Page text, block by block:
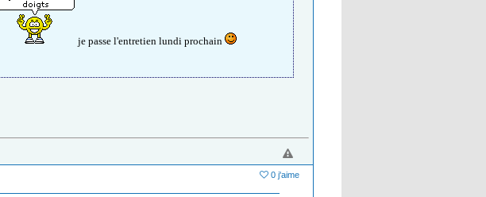
je passe l'entretien lundi prochain
0 j'aime